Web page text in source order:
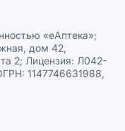
«еАптека»;
дом 42,
2; Лицензия: Л042-
1147746631988,